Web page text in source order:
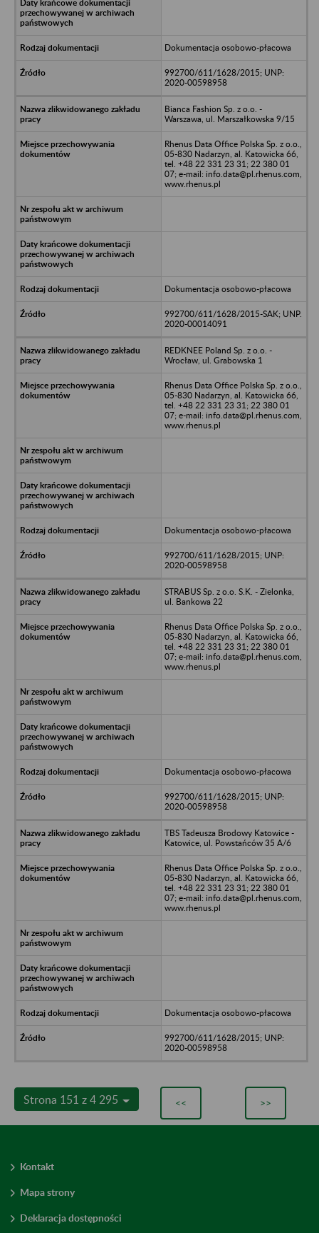
Dokumentacja osobowo-płacowa
992700/611/1628/2015; UNP:
2020-00598958
Bianca Fashion Sp. z o.o. -
Warszawa, ul. Marszałkowska 9/15
Rhenus Data Office Polska Sp. z o.o.,
05-830 Nadarzyn, al. Katowicka 66,
tel. +48 22 331 23 31; 22 380 01
07; e-mail: info.data@pl.rhenus.com,
www.rhenus.pl
Dokumentacja osobowo-płacowa
992700/611/1628/2015-SAK; UNP.
2020-00014091
REDKNEE Poland Sp. z o.o. -
Wrocław, ul. Grabowska 1
Rhenus Data Office Polska Sp. z o.o.,
05-830 Nadarzyn, al. Katowicka 66,
tel. +48 22 331 23 31; 22 380 01
07; e-mail: info.data@pl.rhenus.com,
www.rhenus.pl
Dokumentacja osobowo-płacowa
992700/611/1628/2015; UNP:
2020-00598958
STRABUS Sp. z o.o. S.K. - Zielonka,
ul. Bankowa 22
Rhenus Data Office Polska Sp. z o.o.,
05-830 Nadarzyn, al. Katowicka 66,
tel. +48 22 331 23 31; 22 380 01
07; e-mail: info.data@pl.rhenus.com,
www.rhenus.pl
Dokumentacja osobowo-płacowa
992700/611/1628/2015; UNP:
2020-00598958
TBS Tadeusza Brodowy Katowice -
Katowice, ul. Powstańców 35 A/6
Rhenus Data Office Polska Sp. z o.o.,
05-830 Nadarzyn, al. Katowicka 66,
tel. +48 22 331 23 31; 22 380 01
07; e-mail: info.data@pl.rhenus.com,
www.rhenus.pl
Dokumentacja osobowo-płacowa
992700/611/1628/2015; UNP:
2020-00598958
Strona 151 z 4 295 << >>
Kontakt
Mapa strony
Deklaracja dostępności